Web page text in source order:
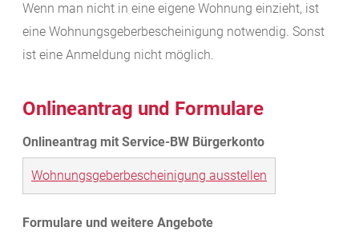
Wenn man nicht in eine eigene Wohnung einzieht, ist
eine Wohnungsgeberbescheinigung notwendig. Sonst
ist eine Anmeldung nicht möglich.
Onlineantrag und Formulare
Wohnungsgeberbescheinigung ausstellen